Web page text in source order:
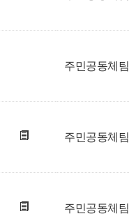
주민공동체팀
주민공동체팀
주민공동체팀